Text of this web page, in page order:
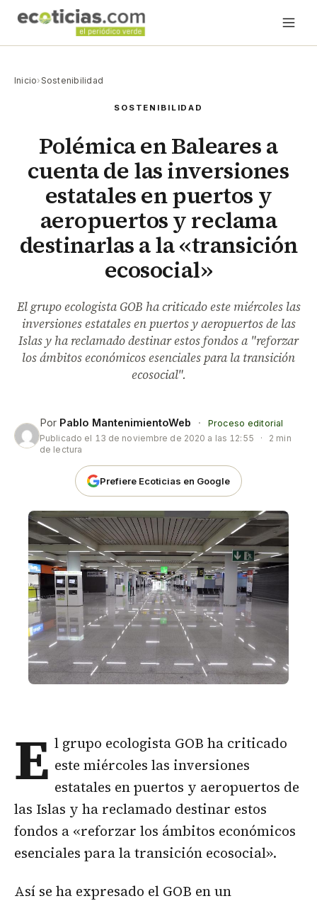
Inicio›Sostenibilidad
SOSTENIBILIDAD
Polémica en Baleares a
cuenta de las inversiones
estatales en puertos y
aeropuertos y reclama
destinarlas a la «transición
ecosocial»
El grupo ecologista GOB ha criticado este miércoles las
inversiones estatales en puertos y aeropuertos de las
Islas y ha reclamado destinar estos fondos a "reforzar
los ámbitos económicos esenciales para la transición
ecosocial".
Por Pablo MantenimientoWeb ·
Proceso editorial
Publicado el 13 de noviembre de 2020 a las 12:55 ·
2 min
de lectura
Prefiere Ecoticias en Google
E l grupo ecologista GOB ha criticado
este miércoles las inversiones
estatales en puertos y aeropuertos de
las Islas y ha reclamado destinar estos
fondos a «reforzar los ámbitos económicos
esenciales para la transición ecosocial».
Así se ha expresado el GOB en un